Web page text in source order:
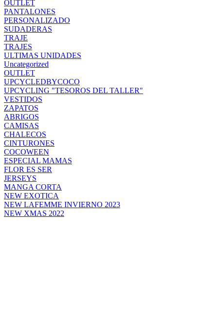
OUTLET
PANTALONES
PERSONALIZADO
SUDADERAS
TRAJE
TRAJES
ULTIMAS UNIDADES
Uncategorized
OUTLET
UPCYCLEDBYCOCO
UPCYCLING "TESOROS DEL TALLER"
VESTIDOS
ZAPATOS
ABRIGOS
CAMISAS
CHALECOS
CINTURONES
COCOWEEN
ESPECIAL MAMAS
FLOR ES SER
JERSEYS
MANGA CORTA
NEW EXOTICA
NEW LAFEMME INVIERNO 2023
NEW XMAS 2022